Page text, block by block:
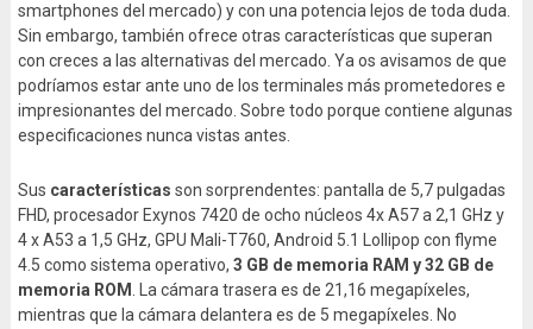
smartphones del mercado) y con una potencia lejos de toda duda.
Sin embargo, también ofrece otras características que superan
con creces a las alternativas del mercado. Ya os avisamos de que
podríamos estar ante uno de los terminales más prometedores e
impresionantes del mercado. Sobre todo porque contiene algunas
especificaciones nunca vistas antes.
Sus características son sorprendentes: pantalla de 5,7 pulgadas
FHD, procesador Exynos 7420 de ocho núcleos 4x A57 a 2,1 GHz y
4 x A53 a 1,5 GHz, GPU Mali-T760, Android 5.1 Lollipop con flyme
4.5 como sistema operativo, 3 GB de memoria RAM y 32 GB de
memoria ROM . La cámara trasera es de 21,16 megapíxeles,
mientras que la cámara delantera es de 5 megapíxeles. No